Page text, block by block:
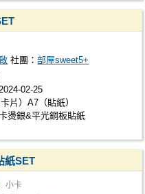
社團：部屋sweet5+
02-25
片）A7（貼紙）
燙銀&平光銅板貼紙
紙SET
小卡